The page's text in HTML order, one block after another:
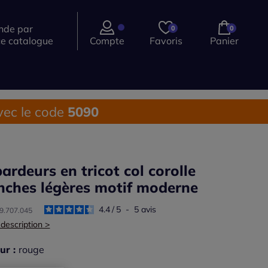
par
catalogue
Compte
0
Favoris
0
Panier
le code 5090
en tricot col corolle
légères motif moderne
4.4/ 5 - 5avis
>
: rouge